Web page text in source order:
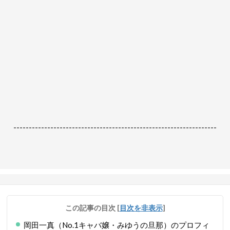
------------------------------------------------------------------
この記事の目次 [目次を非表示]
岡田一真（No.1キャバ嬢・みゆうの旦那）のプロフィ